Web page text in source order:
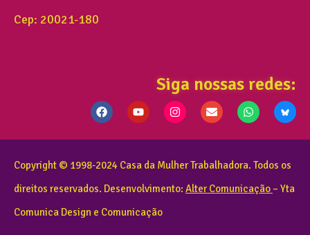
Cep: 20021-180
Siga nossas redes:
Copyright © 1998-2024 Casa da Mulher Trabalhadora. Todos os
direitos reservados. Desenvolvimento: Alter Comunicação – Yta
Comunica Design e Comunicação